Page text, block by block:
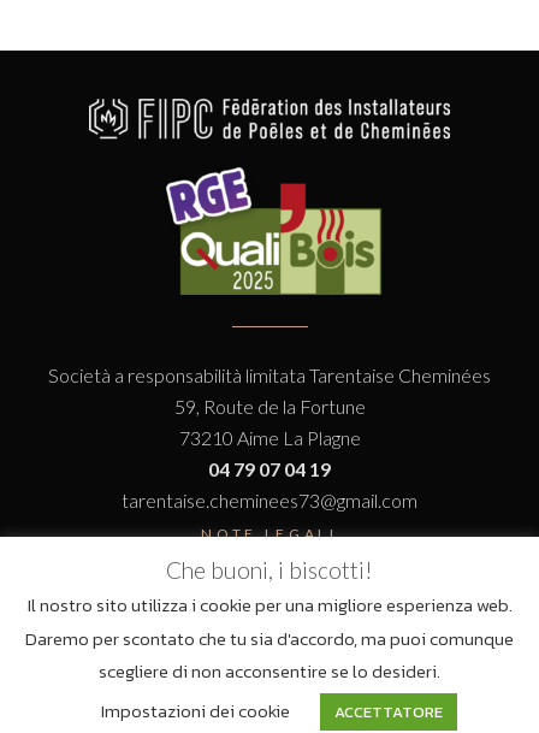
Società a responsabilità limitata Tarentaise Cheminées
59, Route de la Fortune
73210 Aime La Plagne
04 79 07 04 19
tarentaise.cheminees73@gmail.com
NOTE LEGALI
Un sito progettato da Squid
Che buoni, i biscotti!
Il nostro sito utilizza i cookie per una migliore esperienza web.
Daremo per scontato che tu sia d'accordo, ma puoi comunque
scegliere di non acconsentire se lo desideri.
Impostazioni dei cookie
ACCETTATORE